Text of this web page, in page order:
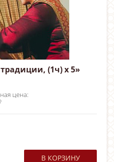
(1ч) х 5»
цена:
В КОРЗИНУ